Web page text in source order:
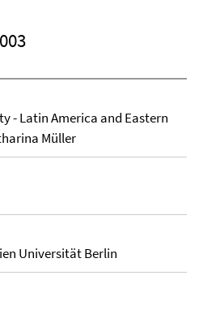
- Latin America and Eastern
Müller
Universität Berlin